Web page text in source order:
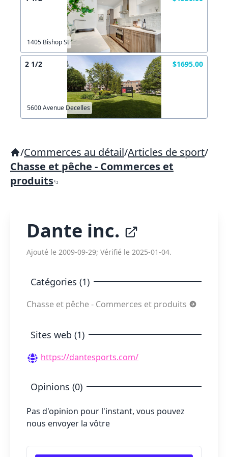
1405 Bishop St
2 1/2 $1695.00
5600 Avenue Decelles
/Commerces au détail/Articles de sport/
Chasse et pêche - Commerces et
produits
Dante inc.
Ajouté le 2009-09-29; Vérifié le 2025-01-04.
Catégories (1)
Chasse et pêche - Commerces et produits
Sites web (1)
https://dantesports.com/
Opinions (0)
Pas d'opinion pour l'instant, vous pouvez
nous envoyer la vôtre